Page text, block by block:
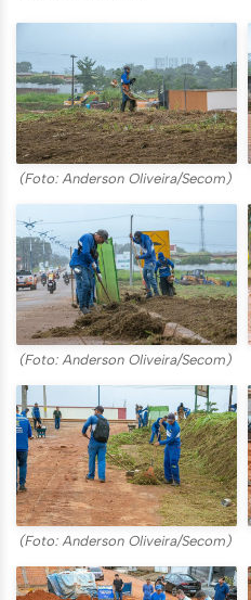
(Foto: Anderson Oliveira/Secom)
(Foto: Anderson Oliveira/Secom)
(Foto: Anderson Oliveira/Secom)